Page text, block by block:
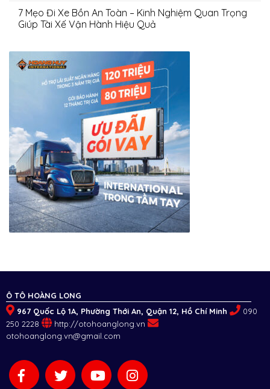
7 Mẹo Đi Xe Bồn An Toàn – Kinh Nghiệm Quan Trọng
Giúp Tài Xế Vận Hành Hiệu Quả
Ô TÔ HOÀNG LONG
967 Quốc Lộ 1A, Phường Thới An, Quận 12, Hồ Chí Minh
090
250 2228
http://otohoanglong.vn
otohoanglong.vn@gmail.com